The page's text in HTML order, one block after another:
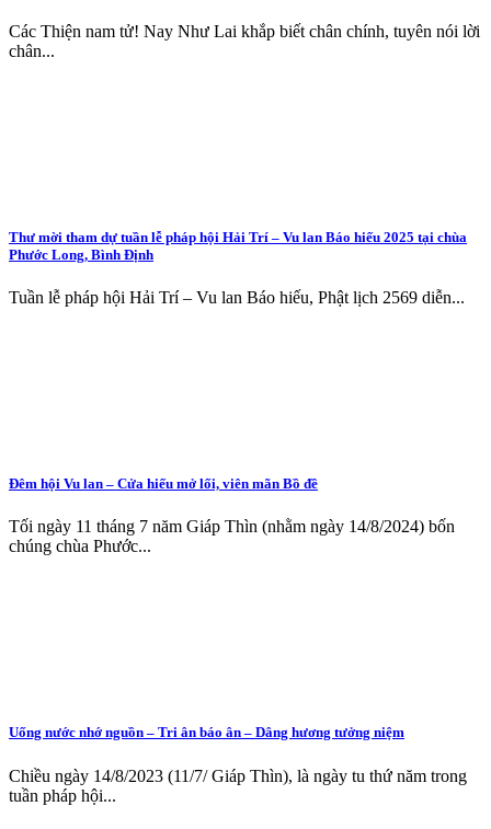
Các Thiện nam tử! Nay Như Lai khắp biết chân chính, tuyên nói lời
chân...
Thư mời tham dự tuần lễ pháp hội Hải Trí – Vu lan Báo hiếu 2025 tại chùa
Phước Long, Bình Định
Tuần lễ pháp hội Hải Trí – Vu lan Báo hiếu, Phật lịch 2569 diễn...
Đêm hội Vu lan – Cửa hiếu mở lối, viên mãn Bồ đề
Tối ngày 11 tháng 7 năm Giáp Thìn (nhằm ngày 14/8/2024) bốn
chúng chùa Phước...
Uống nước nhớ nguồn – Tri ân báo ân – Dâng hương tưởng niệm
Chiều ngày 14/8/2023 (11/7/ Giáp Thìn), là ngày tu thứ năm trong
tuần pháp hội...